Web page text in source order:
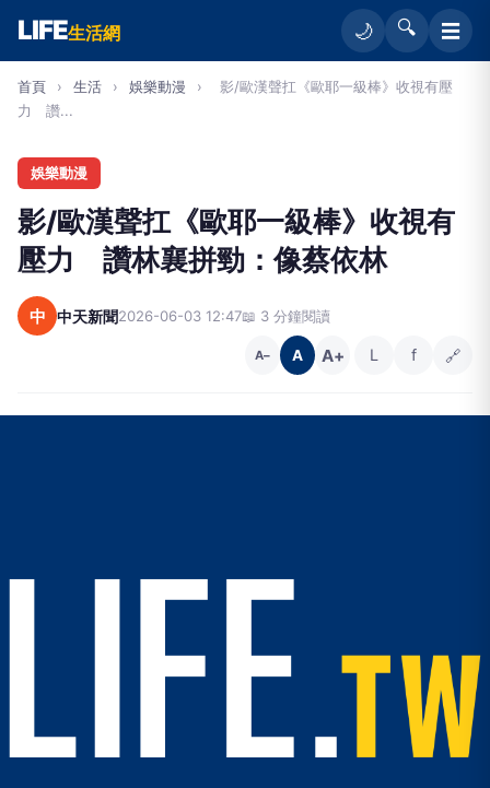
LIFE生活網 🌙 🔍 ☰
首頁 › 生活 › 娛樂動漫 ›
影/歐漢聲扛《歐耶一級棒》收視有壓
力 讚...
娛樂動漫
影/歐漢聲扛《歐耶一級棒》收視有
壓力 讚林襄拼勁：像蔡依林
中 中天新聞2026-06-03 12:47📖 3 分鐘閱讀
A− A A+ L f 🔗